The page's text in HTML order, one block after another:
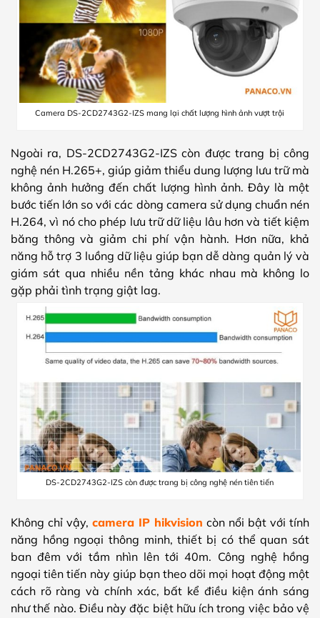
Camera DS-2CD2743G2-IZS mang lại chất lượng hình ảnh vượt trội
Ngoài ra, DS-2CD2743G2-IZS còn được trang bị công
nghệ nén H.265+, giúp giảm thiểu dung lượng lưu trữ mà
không ảnh hưởng đến chất lượng hình ảnh. Đây là một
bước tiến lớn so với các dòng camera sử dụng chuẩn nén
H.264, vì nó cho phép lưu trữ dữ liệu lâu hơn và tiết kiệm
băng thông và giảm chi phí vận hành. Hơn nữa, khả
năng hỗ trợ 3 luồng dữ liệu giúp bạn dễ dàng quản lý và
giám sát qua nhiều nền tảng khác nhau mà không lo
gặp phải tình trạng giật lag.
DS-2CD2743G2-IZS còn được trang bị công nghệ nén tiên tiến
Không chỉ vậy, camera IP hikvision còn nổi bật với tính
năng hồng ngoại thông minh, thiết bị có thể quan sát
ban đêm với tầm nhìn lên tới 40m. Công nghệ hồng
ngoại tiên tiến này giúp bạn theo dõi mọi hoạt động một
cách rõ ràng và chính xác, bất kể điều kiện ánh sáng
như thế nào. Điều này đặc biệt hữu ích trong việc bảo vệ